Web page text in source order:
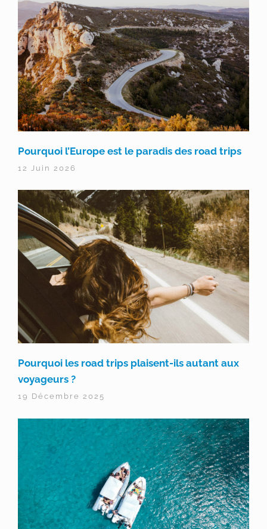
Pourquoi l’Europe est le paradis des road trips
12 Juin 2026
Pourquoi les road trips plaisent-ils autant aux
voyageurs ?
19 Décembre 2025